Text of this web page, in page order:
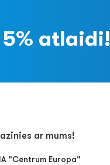
5% atlaidi!
ar mums!
"Centrum Europa"